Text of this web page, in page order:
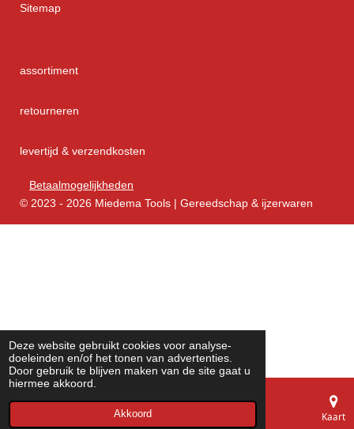
Deze website gebruikt cookies voor analyse-
doeleinden en/of het tonen van advertenties.
Door gebruik te blijven maken van de site gaat u
hiermee akkoord.
Akkoord
Sitemap
assortiment
retourneren
levertijd & verzendkosten
Betaalmogelijkheden
© 2023 - 2026 Miedema Tools | Gereedschap & ijzerwaren
Kaart